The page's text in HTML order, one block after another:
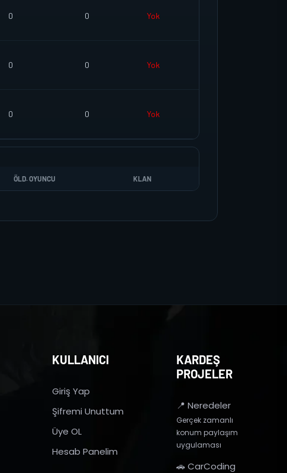
0 0 Yok
0 0 Yok
0 0 Yok
ÖLD. OYUNCU KLAN
KULLANICI
Giriş Yap
Şifremi Unuttum
Üye OL
Hesab Panelim
KARDEŞ
PROJELER
📍 Neredeler
Gerçek zamanlı
konum paylaşım
uygulaması
🚗 CarCoding